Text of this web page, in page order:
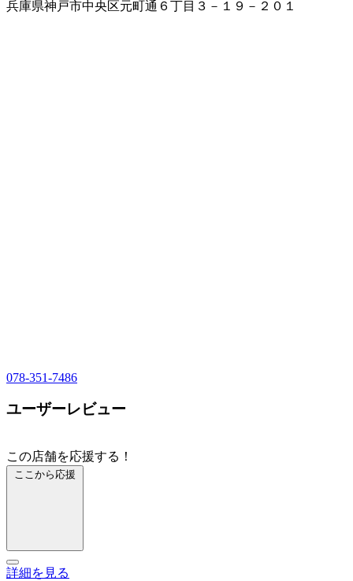
兵庫県神戸市中央区元町通６丁目３－１９－２０１
078-351-7486
ユーザーレビュー
この店舗を応援する！
ここから応援
詳細を見る